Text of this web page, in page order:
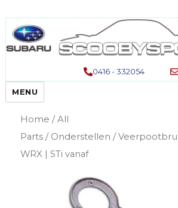
0416 - 332054
MENU
Home /All
Parts / Onderstellen /
WRX | STi vanaf